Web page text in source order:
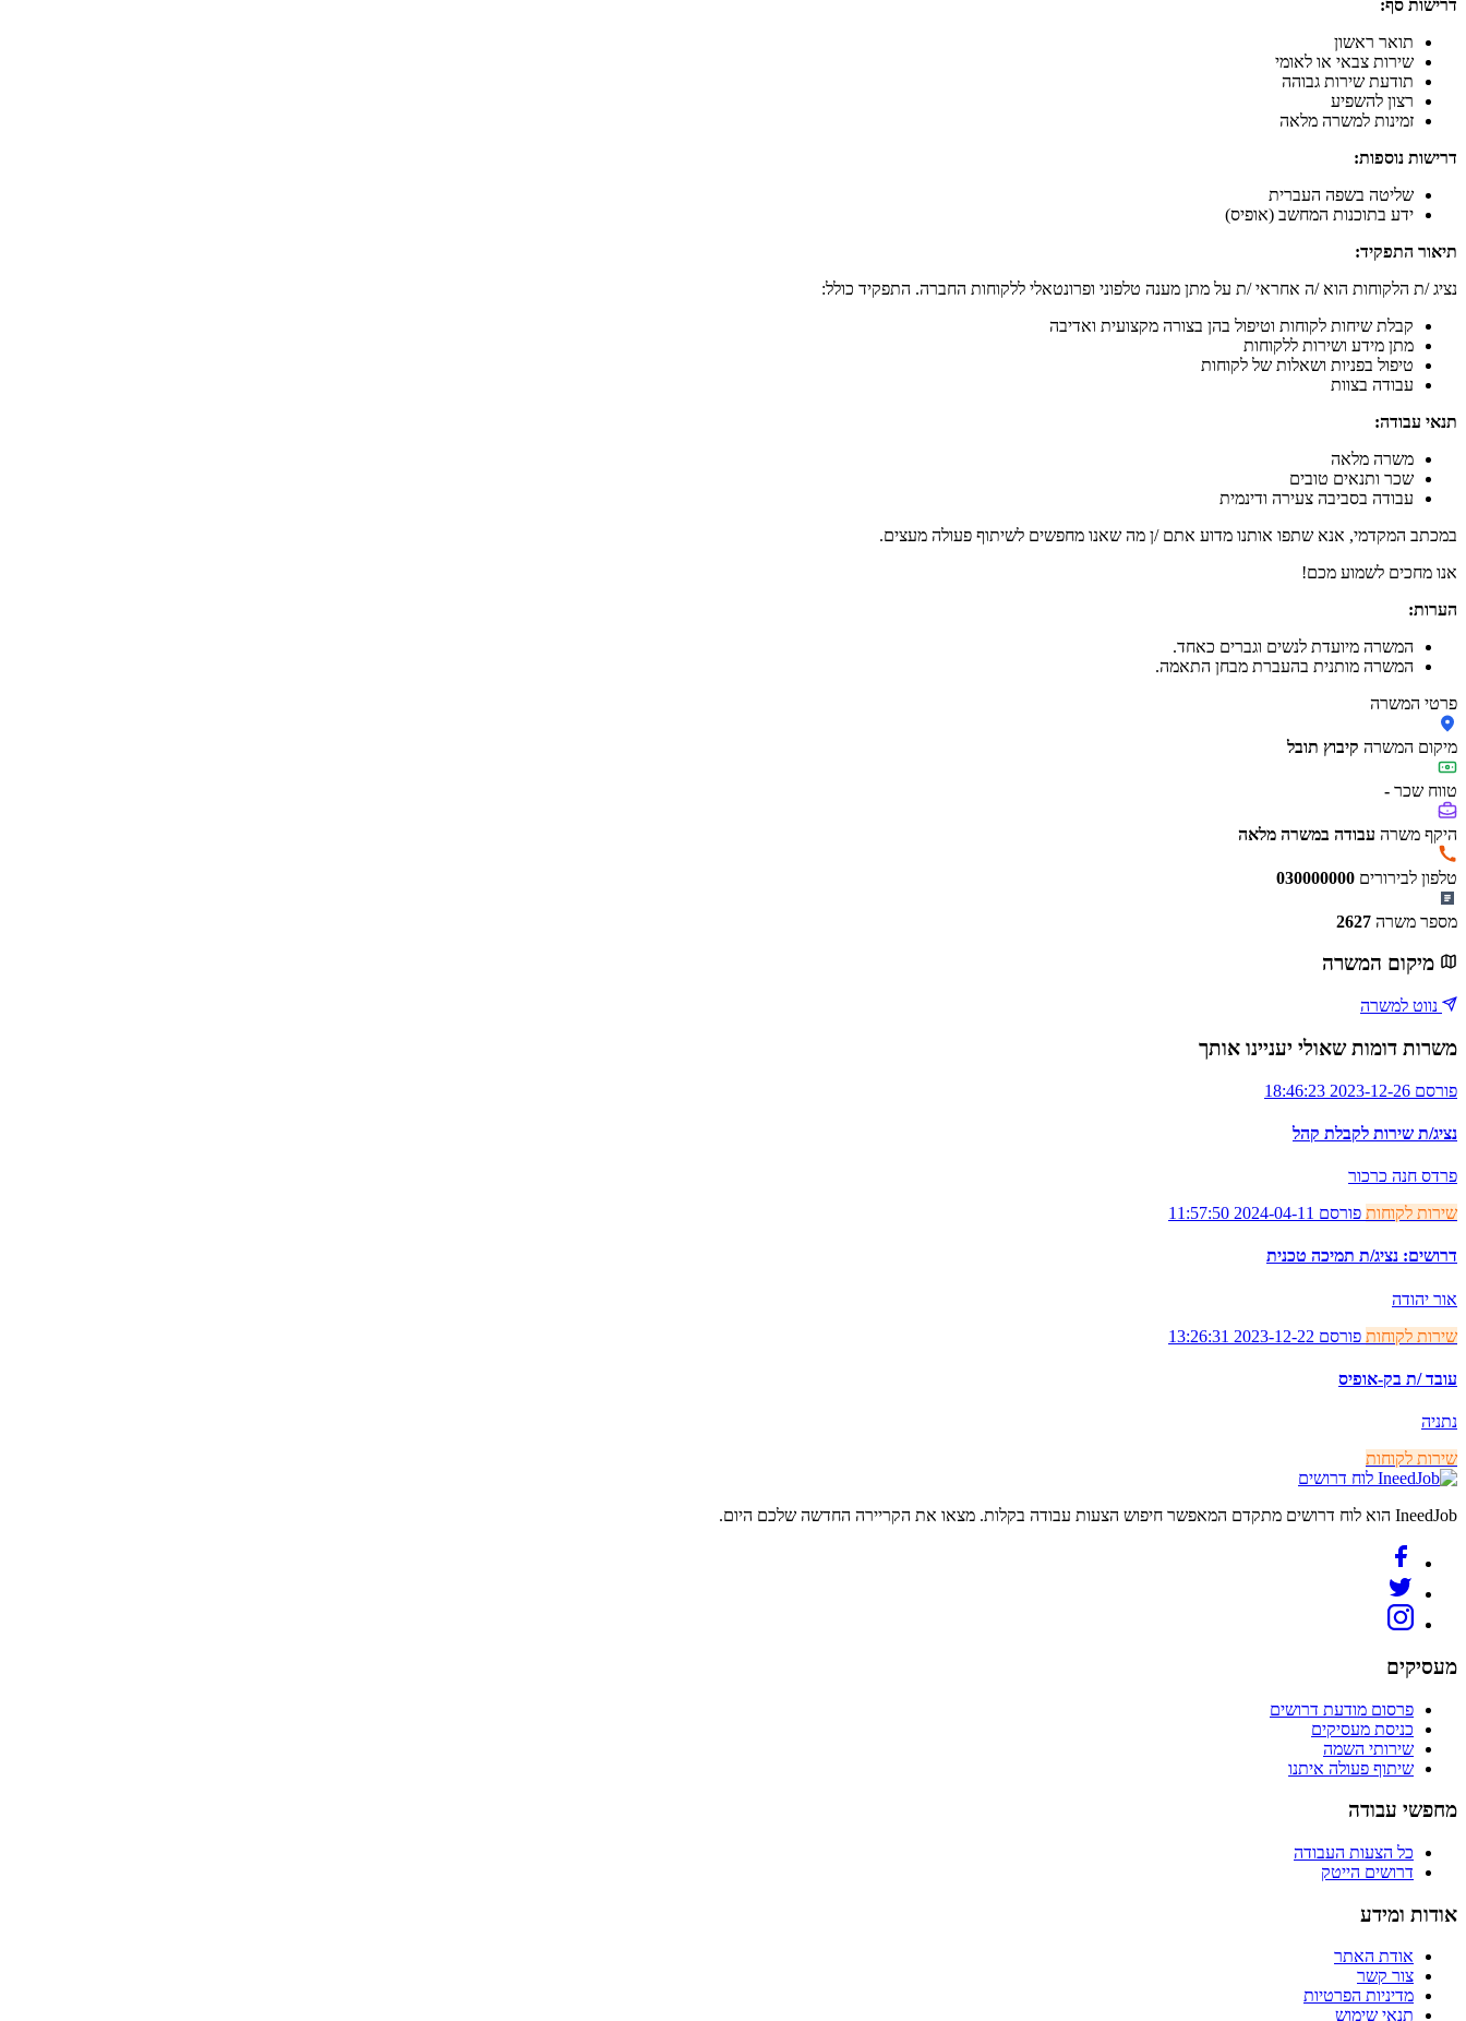
דרישות סף:
תואר ראשון
שירות צבאי או לאומי
תודעת שירות גבוהה
רצון להשפיע
זמינות למשרה מלאה
דרישות נוספות:
שליטה בשפה העברית
ידע בתוכנות המחשב (אופיס)
תיאור התפקיד:
נציג /ת הלקוחות הוא /ה אחראי /ת על מתן מענה טלפוני ופרונטאלי ללקוחות החברה. התפקיד כולל:
קבלת שיחות לקוחות וטיפול בהן בצורה מקצועית ואדיבה
מתן מידע ושירות ללקוחות
טיפול בפניות ושאלות של לקוחות
עבודה בצוות
תנאי עבודה:
משרה מלאה
שכר ותנאים טובים
עבודה בסביבה צעירה ודינמית
במכתב המקדמי, אנא שתפו אותנו מדוע אתם /ן מה שאנו מחפשים לשיתוף פעולה מעצים.
אנו מחכים לשמוע מכם!
הערות:
המשרה מיועדת לנשים וגברים כאחד.
המשרה מותנית בהעברת מבחן התאמה.
פרטי המשרה
מיקום המשרה קיבוץ תובל
טווח שכר -
היקף משרה עבודה במשרה מלאה
טלפון לבירורים 030000000
מספר משרה 2627
מיקום המשרה
נווט למשרה
משרות דומות שאולי יעניינו אותך
פורסם 2023-12-26 18:46:23
נציג/ת שירות לקבלת קהל
פרדס חנה כרכור
שירות לקוחות פורסם 2024-04-11 11:57:50
דרושים: נציג/ת תמיכה טכנית
אור יהודה
שירות לקוחות פורסם 2023-12-22 13:26:31
עובד /ת בק-אופיס
נתניה
שירות לקוחות
לוח דרושים
IneedJob הוא לוח דרושים מתקדם המאפשר חיפוש הצעות עבודה בקלות. מצאו את הקריירה החדשה שלכם היום.
מעסיקים
פרסום מודעת דרושים
כניסת מעסיקים
שירותי השמה
שיתוף פעולה איתנו
מחפשי עבודה
כל הצעות העבודה
דרושים הייטק
אודות ומידע
אודת האתר
צור קשר
מדיניות הפרטיות
תנאי שימוש